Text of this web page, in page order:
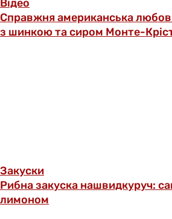
Відео
Справжня американська
з шинкою та сиром Монте-
Закуски
Рибна закуска нашвидкуруч:
лимоном